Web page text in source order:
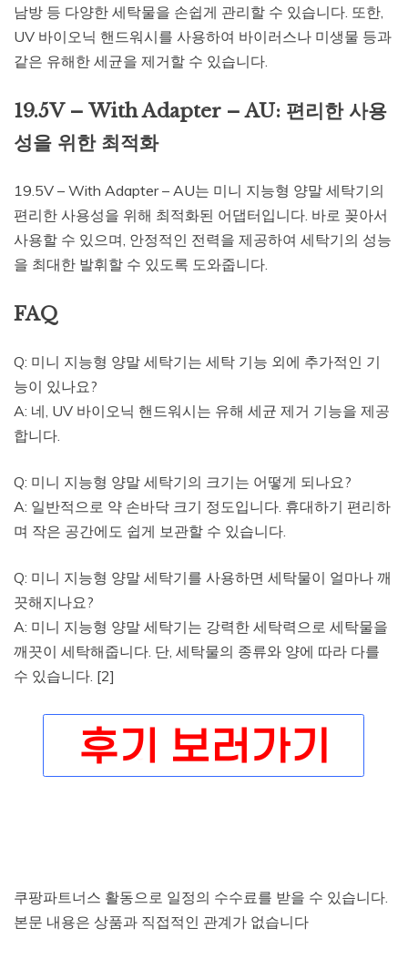
남방 등 다양한 세탁물을 손쉽게 관리할 수 있습니다. 또한,
UV 바이오닉 핸드워시를 사용하여 바이러스나 미생물 등과
같은 유해한 세균을 제거할 수 있습니다.
19.5V – With Adapter – AU: 편리한 사용
성을 위한 최적화
19.5V – With Adapter – AU는 미니 지능형 양말 세탁기의
편리한 사용성을 위해 최적화된 어댑터입니다. 바로 꽂아서
사용할 수 있으며, 안정적인 전력을 제공하여 세탁기의 성능
을 최대한 발휘할 수 있도록 도와줍니다.
FAQ
Q: 미니 지능형 양말 세탁기는 세탁 기능 외에 추가적인 기
능이 있나요?
A: 네, UV 바이오닉 핸드워시는 유해 세균 제거 기능을 제공
합니다.
Q: 미니 지능형 양말 세탁기의 크기는 어떻게 되나요?
A: 일반적으로 약 손바닥 크기 정도입니다. 휴대하기 편리하
며 작은 공간에도 쉽게 보관할 수 있습니다.
Q: 미니 지능형 양말 세탁기를 사용하면 세탁물이 얼마나 깨
끗해지나요?
A: 미니 지능형 양말 세탁기는 강력한 세탁력으로 세탁물을
깨끗이 세탁해줍니다. 단, 세탁물의 종류와 양에 따라 다를
수 있습니다. [2]
쿠팡파트너스 활동으로 일정의 수수료를 받을 수 있습니다.
본문 내용은 상품과 직접적인 관계가 없습니다